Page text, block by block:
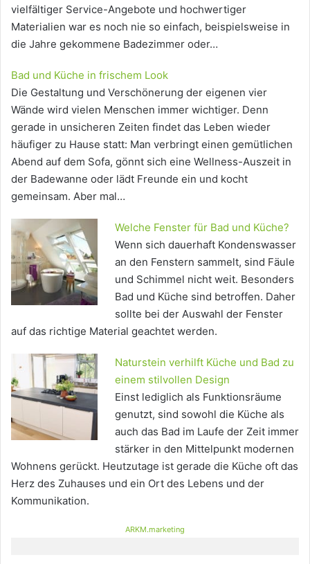
vielfältiger Service-Angebote und hochwertiger
Materialien war es noch nie so einfach, beispielsweise in
die Jahre gekommene Badezimmer oder…
Bad und Küche in frischem Look
Die Gestaltung und Verschönerung der eigenen vier
Wände wird vielen Menschen immer wichtiger. Denn
gerade in unsicheren Zeiten findet das Leben wieder
häufiger zu Hause statt: Man verbringt einen gemütlichen
Abend auf dem Sofa, gönnt sich eine Wellness-Auszeit in
der Badewanne oder lädt Freunde ein und kocht
gemeinsam. Aber mal…
Welche Fenster für Bad und Küche?
Wenn sich dauerhaft Kondenswasser
an den Fenstern sammelt, sind Fäule
und Schimmel nicht weit. Besonders
Bad und Küche sind betroffen. Daher
sollte bei der Auswahl der Fenster
auf das richtige Material geachtet werden.
Naturstein verhilft Küche und Bad zu
einem stilvollen Design
Einst lediglich als Funktionsräume
genutzt, sind sowohl die Küche als
auch das Bad im Laufe der Zeit immer
stärker in den Mittelpunkt modernen
Wohnens gerückt. Heutzutage ist gerade die Küche oft das
Herz des Zuhauses und ein Ort des Lebens und der
Kommunikation.
ARKM.marketing